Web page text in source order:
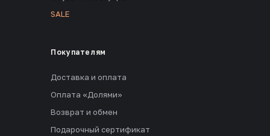
SALE
Покупателям
Доставка и оплата
Оплата «Долями»
Возврат и обмен
Подарочный сертификат